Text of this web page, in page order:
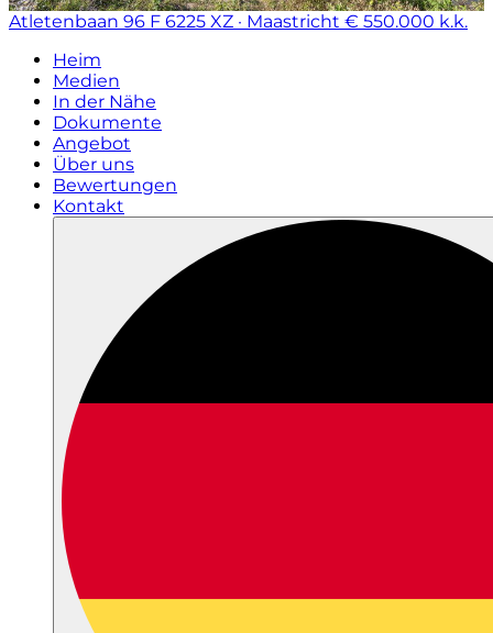
Atletenbaan 96 F 6225 XZ · Maastricht € 550.000 k.k.
Heim
Medien
In der Nähe
Dokumente
Angebot
Über uns
Bewertungen
Kontakt